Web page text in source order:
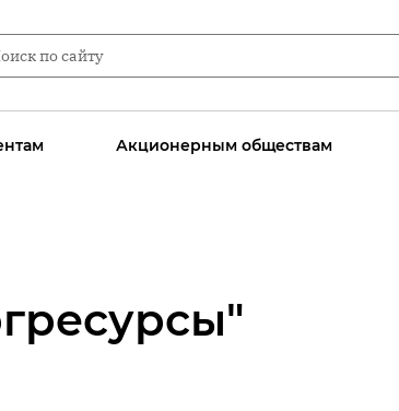
Акционерным обществам